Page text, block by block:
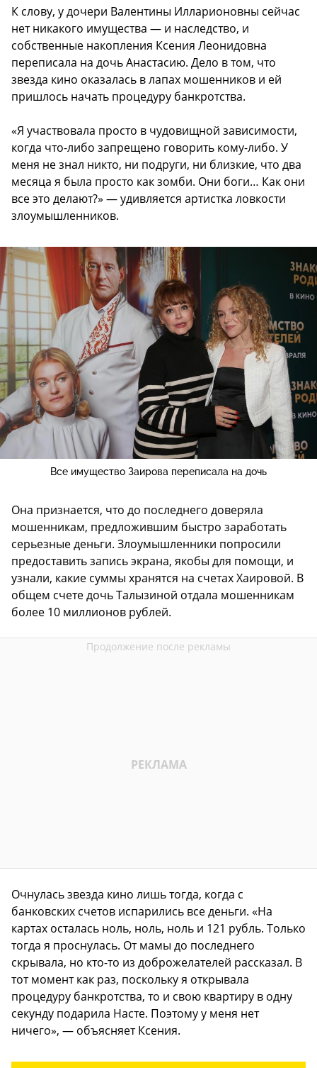
К слову, у дочери Валентины Илларионовны сейчас
нет никакого имущества — и наследство, и
собственные накопления Ксения Леонидовна
переписала на дочь Анастасию. Дело в том, что
звезда кино оказалась в лапах мошенников и ей
пришлось начать процедуру банкротства.
«Я участвовала просто в чудовищной зависимости,
когда что-либо запрещено говорить кому-либо. У
меня не знал никто, ни подруги, ни близкие, что два
месяца я была просто как зомби. Они боги… Как они
все это делают?» — удивляется артистка ловкости
злоумышленников.
Все имущество Заирова переписала на дочь
Она признается, что до последнего доверяла
мошенникам, предложившим быстро заработать
серьезные деньги. Злоумышленники попросили
предоставить запись экрана, якобы для помощи, и
узнали, какие суммы хранятся на счетах Хаировой. В
общем счете дочь Талызиной отдала мошенникам
более 10 миллионов рублей.
Очнулась звезда кино лишь тогда, когда с
банковских счетов испарились все деньги. «На
картах осталась ноль, ноль, ноль и 121 рубль. Только
тогда я проснулась. От мамы до последнего
скрывала, но кто-то из доброжелателей рассказал. В
тот момент как раз, поскольку я открывала
процедуру банкротства, то и свою квартиру в одну
секунду подарила Насте. Поэтому у меня нет
ничего», — объясняет Ксения.